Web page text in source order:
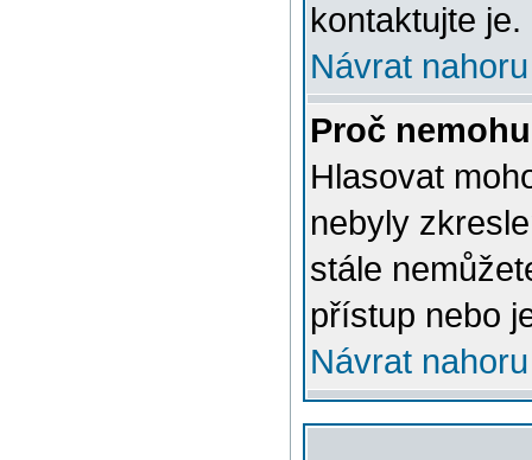
kontaktujte je.
Návrat nahoru
Proč
Hlasovat
nebyly
stále
přístup nebo
Návrat nahoru